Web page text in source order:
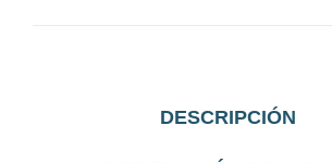
DESCRIPCIÓN